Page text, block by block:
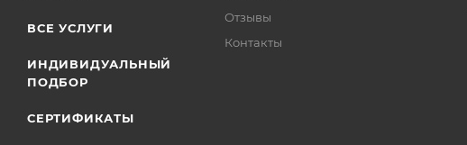
ВСЕ УСЛУГИ
ИНДИВИДУАЛЬНЫЙ
ПОДБОР
СЕРТИФИКАТЫ
Отзывы
Контакты